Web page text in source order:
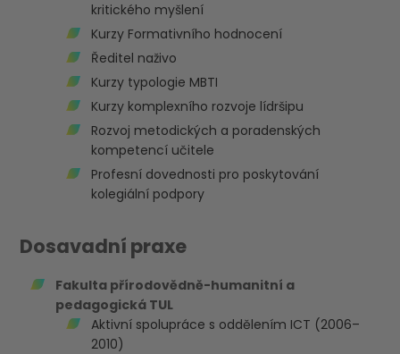
kritického myšlení
Kurzy Formativního hodnocení
Ředitel naživo
Kurzy typologie MBTI
Kurzy komplexního rozvoje lídršipu
Rozvoj metodických a poradenských
kompetencí učitele
Profesní dovednosti pro poskytování
kolegiální podpory
Dosavadní praxe
Fakulta přírodovědně-humanitní a
pedagogická TUL
Aktivní spolupráce s oddělením ICT (2006–
2010)